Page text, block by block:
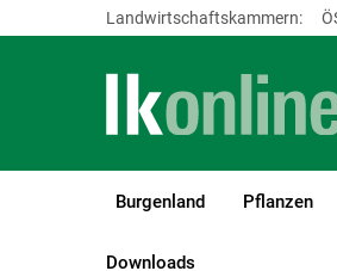
Landwirtschaftskammern:
Burgenland Pflanzen
Downloads
LK Burgenland